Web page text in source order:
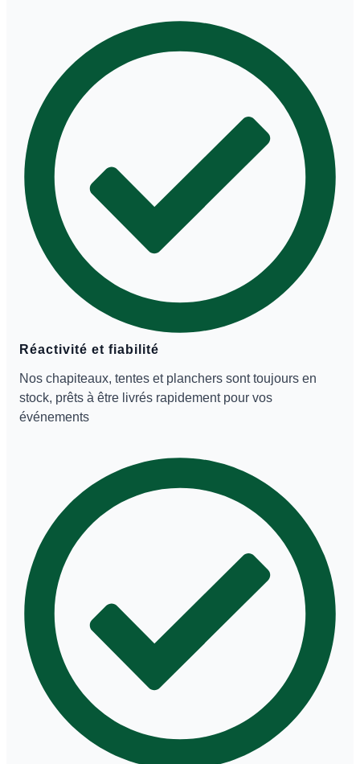
Réactivité et fiabilité
Nos chapiteaux, tentes et planchers sont toujours en
stock, prêts à être livrés rapidement pour vos
événements